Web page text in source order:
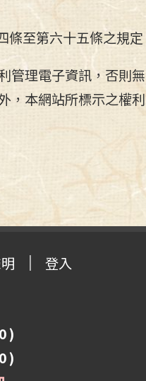
至第六十五條之規定
管理電子資訊，否則
，本網站所標示之權
登入
)
)